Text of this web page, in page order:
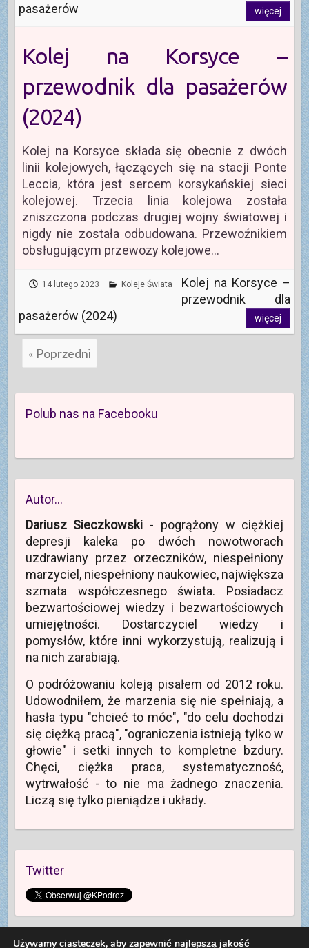
pasażerów
więcej
Kolej na Korsyce –
przewodnik dla pasażerów
(2024)
Kolej na Korsyce składa się obecnie z dwóch
linii kolejowych, łączących się na stacji Ponte
Leccia, która jest sercem korsykańskiej sieci
kolejowej. Trzecia linia kolejowa została
zniszczona podczas drugiej wojny światowej i
nigdy nie została odbudowana. Przewoźnikiem
obsługującym przewozy kolejowe…
14 lutego 2023 Koleje Świata
Kolej na Korsyce –
przewodnik dla
pasażerów (2024)
więcej
« Poprzedni
Polub nas na Facebooku
Autor…
Dariusz Sieczkowski - pogrążony w ciężkiej
depresji kaleka po dwóch nowotworach
uzdrawiany przez orzeczników, niespełniony
marzyciel, niespełniony naukowiec, największa
szmata współczesnego świata. Posiadacz
bezwartościowej wiedzy i bezwartościowych
umiejętności. Dostarczyciel wiedzy i
pomysłów, które inni wykorzystują, realizują i
na nich zarabiają.
O podróżowaniu koleją pisałem od 2012 roku.
Udowodniłem, że marzenia się nie spełniają, a
hasła typu "chcieć to móc", "do celu dochodzi
się ciężką pracą", "ograniczenia istnieją tylko w
głowie" i setki innych to kompletne bzdury.
Chęci, ciężka praca, systematyczność,
wytrwałość - to nie ma żadnego znaczenia.
Liczą się tylko pieniądze i układy.
Twitter
Używamy ciasteczek, aby zapewnić najlepszą jakość